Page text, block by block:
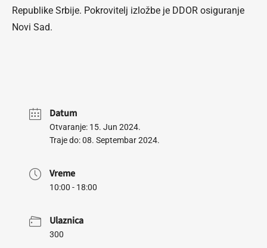
Republike Srbije. Pokrovitelj izložbe je DDOR osiguranje
Novi Sad.
Datum
Otvaranje: 15. Jun 2024.
Traje do: 08. Septembar 2024.
Vreme
10:00 - 18:00
Ulaznica
300